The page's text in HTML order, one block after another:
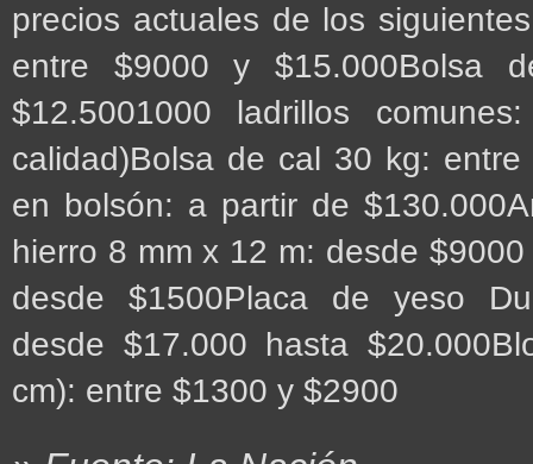
precios actuales de los
entre $9000 y
$12.5001000 ladrillos
calidad)Bolsa de cal 30 kg:
en bolsón: a partir de
hierro 8 mm x 12 m: desde
desde $1500Placa de yeso
desde $17.000 hasta
cm): entre $1300 y $2900